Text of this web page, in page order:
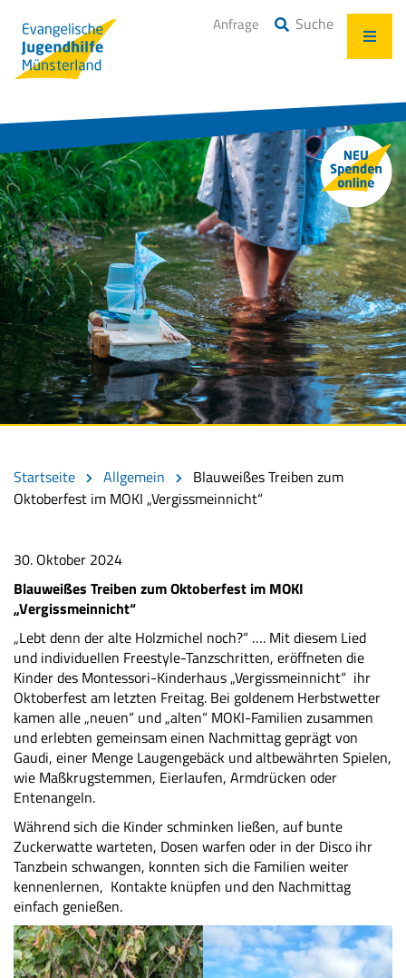
Anfrage Suche
Startseite Allgemein
Blauweißes Treiben zum
Oktoberfest im MOKI „Vergissmeinnicht“
30. Oktober 2024
Blauweißes Treiben zum Oktoberfest im MOKI
„Vergissmeinnicht“
„Lebt denn der alte Holzmichel noch?“ …. Mit diesem Lied
und individuellen Freestyle-Tanzschritten, eröffneten die
Kinder des Montessori-Kinderhaus „Vergissmeinnicht“ ihr
Oktoberfest am letzten Freitag. Bei goldenem Herbstwetter
kamen alle „neuen“ und „alten“ MOKI-Familien zusammen
und erlebten gemeinsam einen Nachmittag geprägt von
Gaudi, einer Menge Laugengebäck und altbewährten Spielen,
wie Maßkrugstemmen, Eierlaufen, Armdrücken oder
Entenangeln.
Während sich die Kinder schminken ließen, auf bunte
Zuckerwatte warteten, Dosen warfen oder in der Disco ihr
Tanzbein schwangen, konnten sich die Familien weiter
kennenlernen, Kontakte knüpfen und den Nachmittag
einfach genießen.